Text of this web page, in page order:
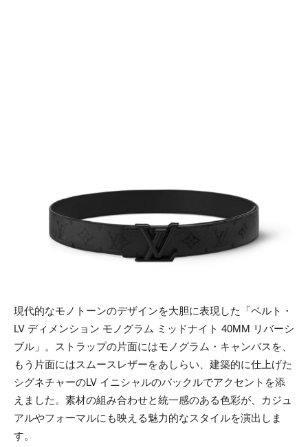
現代的なモノトーンのデザインを大胆に表現した「ベルト・
LV ディメンション モノグラム ミッドナイト 40MM リバーシ
ブル」。ストラップの片面にはモノグラム・キャンバスを、
もう片面にはスムースレザーをあしらい、建築的に仕上げた
シグネチャーのLV イニシャルのバックルでアクセントを添
えました。素材の組み合わせと統一感のある色彩が、カジュ
アルやフォーマルにも映える魅力的なスタイルを演出しま
す。